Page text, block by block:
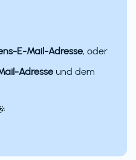
E-Mail-Adresse, oder
Adresse und dem